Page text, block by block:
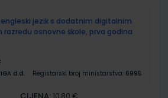
engleski jezik s dodatnim digitalnim
osnovne škole, prva godina
d.d. Registarski broj ministarstva: 6995
10,80 €